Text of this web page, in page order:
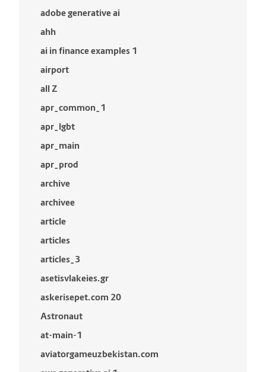
adobe generative ai
ahh
ai in finance examples 1
airport
all Z
apr_common_1
apr_lgbt
apr_main
apr_prod
archive
archivee
article
articles
articles_3
asetisvlakeies.gr
askerisepet.com 20
Astronaut
at-main-1
aviatorgameuzbekistan.com